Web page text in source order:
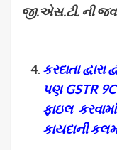
જી.એસ.ટી. ની
કરદાતા દ્વારા
પણGSTR9C
ફાઇલ
કાયદાની